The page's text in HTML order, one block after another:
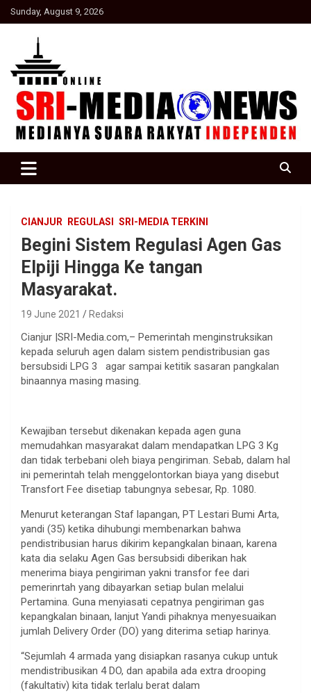
Skip
to
Sunday, August 9, 2026
SRI Media news
CIANJUR REGULASI SRI-MEDIA TERKINI
Begini Sistem Regulasi Agen Gas
Elpiji Hingga Ke tangan
Masyarakat.
19 June 2021 Redaksi
Cianjur |SRI-Media.com,– Pemerintah menginstruksikan
kepada seluruh agen dalam sistem pendistribusian gas
bersubsidi LPG 3 agar sampai ketitik sasaran pangkalan
binaannya masing masing.
Kewajiban tersebut dikenakan kepada agen guna
memudahkan masyarakat dalam mendapatkan LPG 3 Kg
dan tidak terbebani oleh biaya pengiriman. Sebab, dalam hal
ini pemerintah telah menggelontorkan biaya yang disebut
Transfort Fee disetiap tabungnya sebesar, Rp. 1080.
Menurut keterangan Staf lapangan, PT Lestari Bumi Arta,
yandi (35) ketika dihubungi membenarkan bahwa
pendistribusian harus dikirim kepangkalan binaan, karena
kata dia selaku Agen Gas bersubsidi diberikan hak
menerima biaya pengiriman yakni transfor fee dari
pemerinrtah yang dibayarkan setiap bulan melalui
Pertamina. Guna menyiasati cepatnya pengiriman gas
kepangkalan binaan, lanjut Yandi pihaknya menyesuaikan
jumlah Delivery Order (DO) yang diterima setiap harinya.
“Sejumlah 4 armada yang disiapkan rasanya cukup untuk
mendistribusikan 4 DO, dan apabila ada extra drooping
(fakultativ) kita tidak terlalu berat dalam